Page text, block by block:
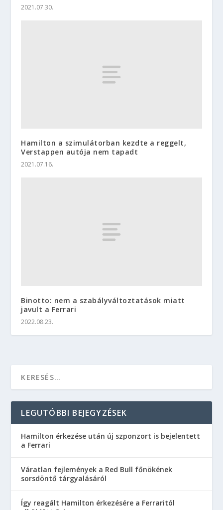
2021.07.30.
Hamilton a szimulátorban kezdte a reggelt,
Verstappen autója nem tapadt
2021.07.16.
Binotto: nem a szabályváltoztatások miatt
javult a Ferrari
2022.08.23.
LEGUTÓBBI BEJEGYZÉSEK
Hamilton érkezése után új szponzort is bejelentett
a Ferrari
Váratlan fejlemények a Red Bull főnökének
sorsdöntő tárgyalásáról
Így reagált Hamilton érkezésére a Ferraritól